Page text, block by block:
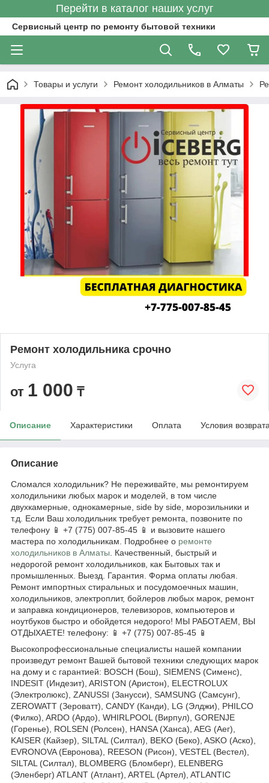
Перейти в каталог наших услуг
Сервисный центр по ремонту бытовой техники
Товары и услуги Ремонт холодильников в Алматы
Ремонт холодильника срочно
Услуга
от 1 000 ₸
Описание Характеристики Оплата Условия
Описание
Сломался холодильник? Не переживайте, мы ремонтируем
холодильники любых марок и моделей, в том числе
двухкамерные, однокамерные, side by side, морозильники и
т.д. Если Ваш холодильник требует ремонта, позвоните по
телефону 📱 +7 (775) 007-85-45 📱 и вызовите нашего
мастера по холодильникам. Подробнее о ремонте
холодильников в Алматы . Качественный, быстрый и
недорогой ремонт холодильников, как Бытовых так и
промышленных. Выезд. Гарантия. Форма оплаты любая.
Ремонт импортных стиральных и посудомоечных машин,
холодильников, электроплит, бойлеров любых марок, ремонт
и заправка кондиционеров, телевизоров, компьютеров и
ноутбуков быстро и обойдется недорого! МЫ РАБОТАЕМ, ВЫ
ОТДЫХАЕТЕ! телефону: 📱 +7 (775) 007-85-45 📱
Высокопрофессиональные специалисты нашей компании
произведут ремонт Вашей бытовой техники следующих марок
на дому и с гарантией: BOSCH (Бош), SIEMENS (Сименс),
INDESIT (Индезит), ARISTON (Аристон), ELECTROLUX
(Электролюкс), ZANUSSI (Занусси), SAMSUNG (Самсунг),
ZEROWATT (Зероватт), CANDY (Канди), LG (Элджи), PHILCO
(Филко), ARDO (Ардо), WHIRLPOOL (Вирпул), GORENJE
(Горенье), ROLSEN (Ролсен), HANSA (Ханса), AEG (Аег),
KAISER (Кайзер), SILTAL (Силтал), BEKO (Беко), ASKO (Аско),
EVRONOVA (Евронова), REESON (Рисон), VESTEL (Вестел),
SILTAL (Силтал), BLOMBERG (Бломберг), ELENBERG
(Эленберг) ATLANT (Атлант), ARTEL (Артел), ATLANTIC